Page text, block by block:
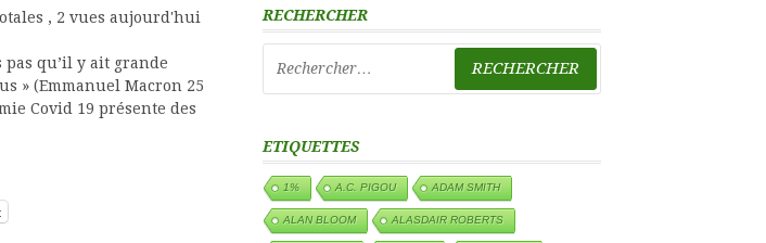
, 2 vues aujourd'hui
pas qu’il y ait grande
» (Emmanuel Macron 25
Covid 19 présente des
RECHERCHER
ETIQUETTES
1% A.C. PIGOU ADAM SMITH
ALAN BLOOM ALASDAIR ROBERTS